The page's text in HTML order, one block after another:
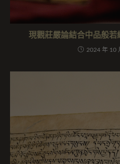
現觀莊嚴論結合中品般若
2024 年 10